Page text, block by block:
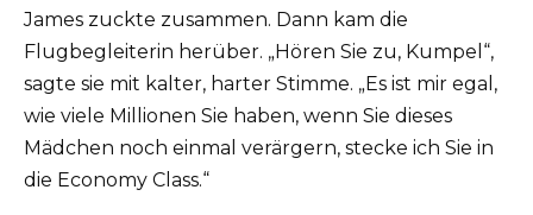
James zuckte zusammen. Dann kam die
Flugbegleiterin herüber. „Hören Sie zu, Kumpel“,
sagte sie mit kalter, harter Stimme. „Es ist mir egal,
wie viele Millionen Sie haben, wenn Sie dieses
Mädchen noch einmal verärgern, stecke ich Sie in
die Economy Class.“